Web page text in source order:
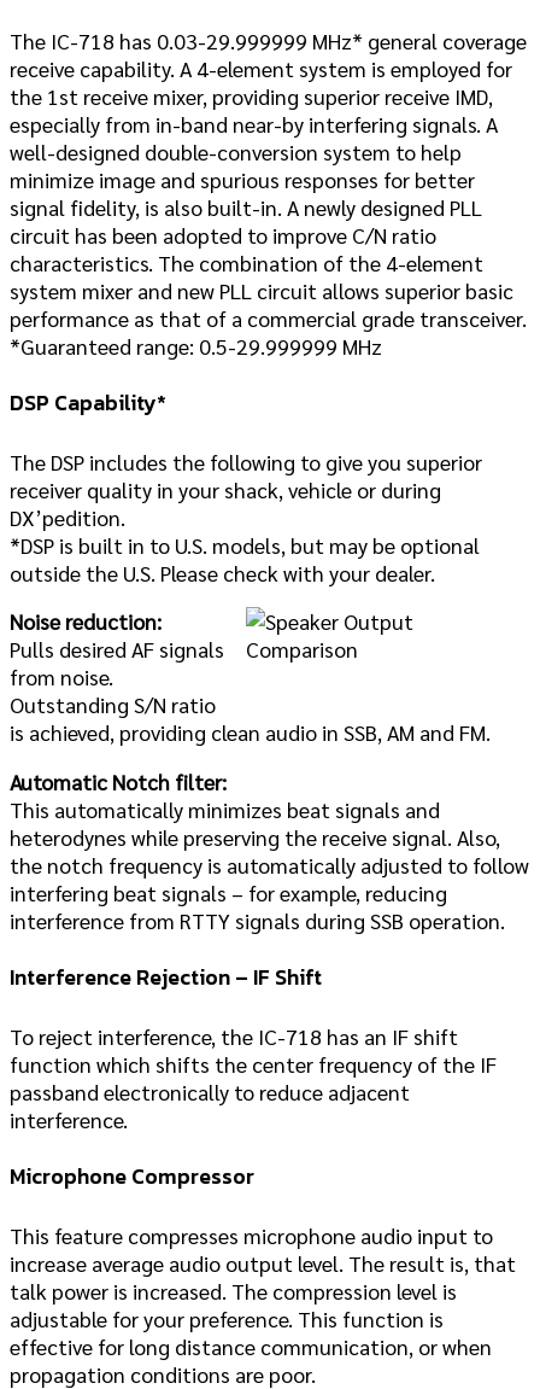
The IC-718 has 0.03-29.999999 MHz* general coverage
receive capability. A 4-element system is employed for
the 1st receive mixer, providing superior receive IMD,
especially from in-band near-by interfering signals. A
well-designed double-conversion system to help
minimize image and spurious responses for better
signal fidelity, is also built-in. A newly designed PLL
circuit has been adopted to improve C/N ratio
characteristics. The combination of the 4-element
system mixer and new PLL circuit allows superior basic
performance as that of a commercial grade transceiver.
*Guaranteed range: 0.5-29.999999 MHz
DSP Capability*
The DSP includes the following to give you superior
receiver quality in your shack, vehicle or during
DX’pedition.
*DSP is built in to U.S. models, but may be optional
outside the U.S. Please check with your dealer.
Noise reduction:
Pulls desired AF signals
from noise.
Outstanding S/N ratio
is achieved, providing clean audio in SSB, AM and FM.
Automatic Notch filter:
This automatically minimizes beat signals and
heterodynes while preserving the receive signal. Also,
the notch frequency is automatically adjusted to follow
interfering beat signals – for example, reducing
interference from RTTY signals during SSB operation.
Interference Rejection – IF Shift
To reject interference, the IC-718 has an IF shift
function which shifts the center frequency of the IF
passband electronically to reduce adjacent
interference.
Microphone Compressor
This feature compresses microphone audio input to
increase average audio output level. The result is, that
talk power is increased. The compression level is
adjustable for your preference. This function is
effective for long distance communication, or when
propagation conditions are poor.